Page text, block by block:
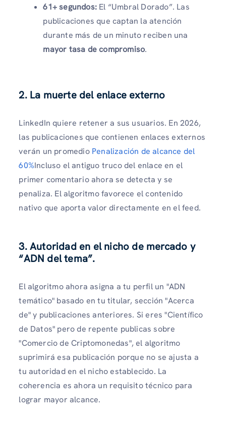
61+ segundos: El “Umbral Dorado”. Las
publicaciones que captan la atención
durante más de un minuto reciben una
mayor tasa de compromiso.
2. La muerte del enlace externo
LinkedIn quiere retener a sus usuarios. En 2026,
las publicaciones que contienen enlaces externos
verán un promedio Penalización de alcance del
60%Incluso el antiguo truco del enlace en el
primer comentario ahora se detecta y se
penaliza. El algoritmo favorece el contenido
nativo que aporta valor directamente en el feed.
3. Autoridad en el nicho de mercado y
“ADN del tema”.
El algoritmo ahora asigna a tu perfil un "ADN
temático" basado en tu titular, sección "Acerca
de" y publicaciones anteriores. Si eres "Científico
de Datos" pero de repente publicas sobre
"Comercio de Criptomonedas", el algoritmo
suprimirá esa publicación porque no se ajusta a
tu autoridad en el nicho establecido. La
coherencia es ahora un requisito técnico para
lograr mayor alcance.